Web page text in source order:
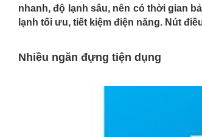
nhanh, độ lạnh sâu, nên có thời gian
lạnh tối ưu, tiết kiệm điện năng. Nút
Nhiều ngăn đựng tiện dụng